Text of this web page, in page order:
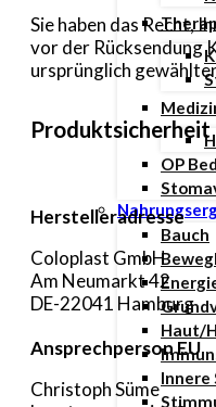
OP
Bauch
Haut/
Innere
Sie haben das Recht,
vor der Rücksendung
ursprünglich
Produktsicherheit
Herstelleradresse
Coloplast GmbH
Am Neumarkt 42
DE-22041 Hamburg
Ansprechperson EU
Christoph Süme